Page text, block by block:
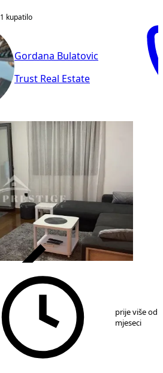
1 kupatilo
Gordana Bulatovic
Trust Real Estate
prije više od
mjeseci